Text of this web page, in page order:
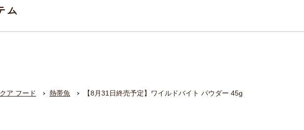
ム
ア フード 熱帯魚 【8月31日終売予定】ワイルドバイト パウダー 45g